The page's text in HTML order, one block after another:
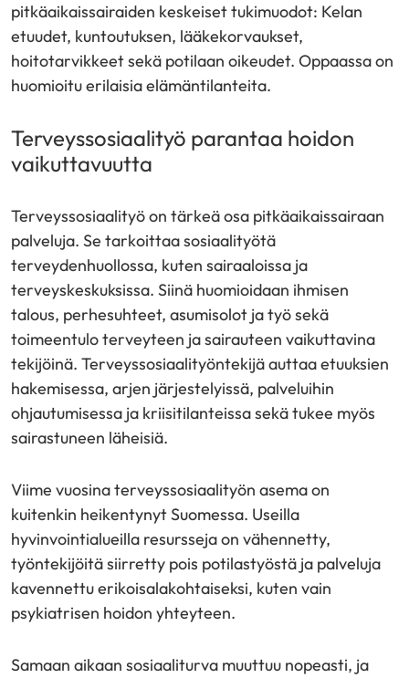
pitkäaikaissairaiden keskeiset tukimuodot: Kelan
etuudet, kuntoutuksen, lääkekorvaukset,
hoitotarvikkeet sekä potilaan oikeudet. Oppaassa on
huomioitu erilaisia elämäntilanteita.
Terveyssosiaalityö parantaa hoidon
vaikuttavuutta
Terveyssosiaalityö on tärkeä osa pitkäaikaissairaan
palveluja. Se tarkoittaa sosiaalityötä
terveydenhuollossa, kuten sairaaloissa ja
terveyskeskuksissa. Siinä huomioidaan ihmisen
talous, perhesuhteet, asumisolot ja työ sekä
toimeentulo terveyteen ja sairauteen vaikuttavina
tekijöinä. Terveyssosiaalityöntekijä auttaa etuuksien
hakemisessa, arjen järjestelyissä, palveluihin
ohjautumisessa ja kriisitilanteissa sekä tukee myös
sairastuneen läheisiä.
Viime vuosina terveyssosiaalityön asema on
kuitenkin heikentynyt Suomessa. Useilla
hyvinvointialueilla resursseja on vähennetty,
työntekijöitä siirretty pois potilastyöstä ja palveluja
kavennettu erikoisalakohtaiseksi, kuten vain
psykiatrisen hoidon yhteyteen.
Samaan aikaan sosiaaliturva muuttuu nopeasti, ja